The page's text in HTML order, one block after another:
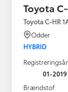
Toyota
Toyota C-HR
Odder
HYBRID
Registreringsår
01-2019
Brændstof